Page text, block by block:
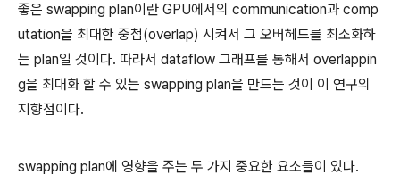
좋은 swapping plan이란 GPU에서의 communication과 comp
utation을 최대한 중첩(overlap) 시켜서 그 오버헤드를 최소화하
는 plan일 것이다. 따라서 dataflow 그래프를 통해서 overlappin
g을 최대화 할 수 있는 swapping plan을 만드는 것이 이 연구의
지향점이다.
swapping plan에 영향을 주는 두 가지 중요한 요소들이 있다.